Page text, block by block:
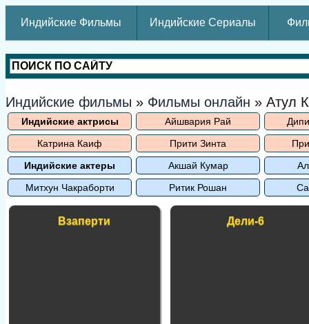
Индийские Фильмы Индийские Сериалы
Индийские фильмы » Фильмы онлайн » Атул
Индийские актрисы Айшвария Рай
Катрина Каиф
Прити Зинта
Индийские актеры
Акшай Кумар
Митхун Чакраборти
Ритик Рошан
Взаперти Дели-6